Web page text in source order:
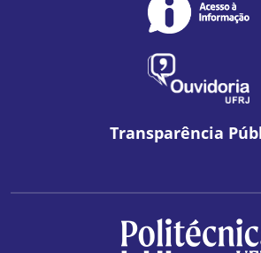
Transparência